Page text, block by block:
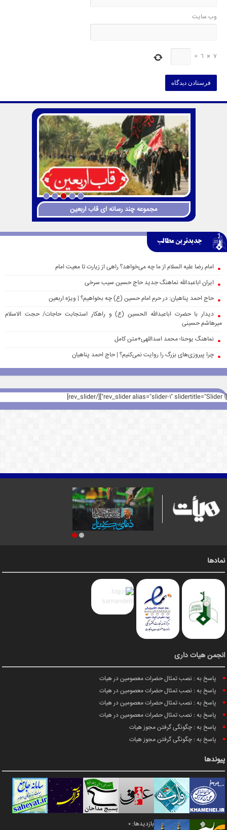
وب‌ سایت
7
×
6
=
مجموعه چند رسانه ای قاب اربعین
کتاب
جدیدترین مطالب
امام رضا علیه السلام از ما چه می‌خواهد؟ راهی از زیارت تا معیت امام
ایران اباعبدالله نماهنگ جدید حاج حسین سیب سرخی
حاج احمد پناهیان: در حرم امام حسین (ع) چه بخواهیم؟ | ویژه اربعین
دیدار با حضرت اباعبدالله الحسین (ع) و راهکار استجابت حاجات/ حجت الاسلام
میرهاشم حسینی
نماهنگ یوحنا؛ محمد اسداللهی+متن کامل
چرا پیروزی‌های بزرگ را روایت نمی‌کنیم؟ | حاج احمد پناهیان
[rev_slider alias="slider-1" slidertitle="Slider 1"][/rev_slider]
نمادها
انجمن هیات داری
پاسخ به : نصب تمثال حضرات معصومین در هیات
پاسخ به : نصب تمثال حضرات معصومین در هیات
پاسخ به : نصب تمثال حضرات معصومین در هیات
پاسخ به : نصب تمثال حضرات معصومین در هیات
پاسخ به : چگونگی گرفتن مجوز هیات
پاسخ به : چگونگی گرفتن مجوز هیات
پیوندها
بازدیدها: 0